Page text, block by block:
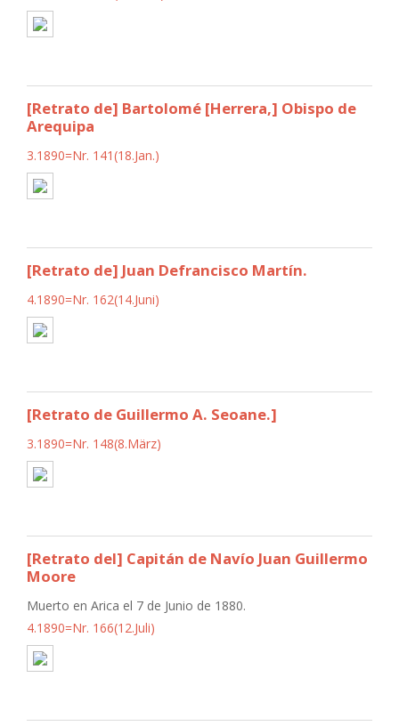
[Retrato de] Bartolomé [Herrera,] Obispo de
Arequipa
3.1890=Nr. 141(18.Jan.)
[Retrato de] Juan Defrancisco Martín.
4.1890=Nr. 162(14.Juni)
[Retrato de Guillermo A. Seoane.]
3.1890=Nr. 148(8.März)
[Retrato del] Capitán de Navío Juan Guillermo
Moore
Muerto en Arica el 7 de Junio de 1880.
4.1890=Nr. 166(12.Juli)